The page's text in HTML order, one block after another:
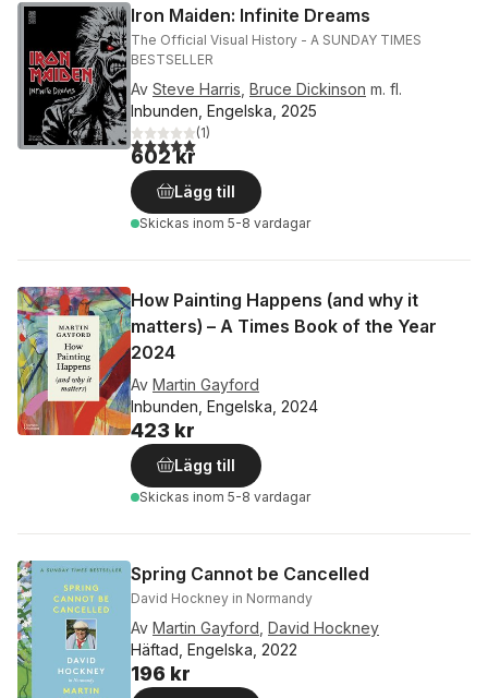
Iron Maiden: Infinite Dreams
The Official Visual History - A SUNDAY TIMES
BESTSELLER
Av Steve Harris Bruce Dickinson m. fl.
Inbunden, Engelska, 2025
5,0utav 5 stjärnor. Totalt antal röster:
(1)
602 kr
Lägg till
Skickas inom 5-8 vardagar
How Painting Happens (and why it
matters) – A Times Book of the Year
2024
Av Martin Gayford
Inbunden, Engelska, 2024
423 kr
Lägg till
Skickas inom 5-8 vardagar
Spring Cannot be Cancelled
David Hockney in Normandy
Av Martin Gayford David Hockney
Häftad, Engelska, 2022
196 kr